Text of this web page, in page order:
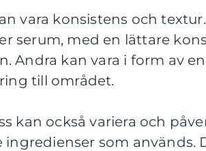
vara konsistens och
serum, med en lättare
Andra kan vara i form av
till området.
kan också variera och
som används.